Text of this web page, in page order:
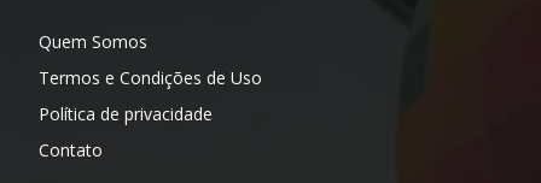
Quem Somos
Termos e Condições de Uso
Política de privacidade
Contato